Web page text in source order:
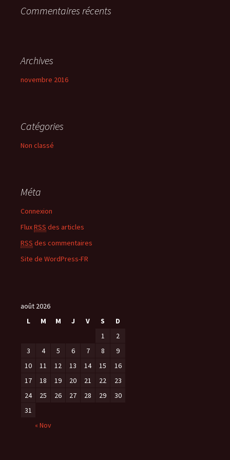
:Commentaires récents
Archives
novembre 2016
Catégories
Non classé
Méta
Connexion
FluxRSS des articles
RSS des commentaires
Site de WordPress-FR
août 2026
L
M M J V S D
« Nov
1
2
3
4 5 6 7 8
9
10
11 12 13 14 15
16
17
18 19 20 21 22
23
24
25 26 27 28 29
30
31